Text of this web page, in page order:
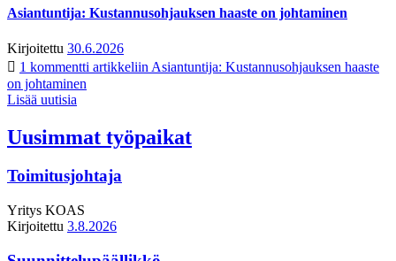
Asiantuntija: Kustannusohjauksen haaste on johtaminen
Kirjoitettu 30.6.2026
1 kommentti artikkeliin Asiantuntija: Kustannusohjauksen haaste
on johtaminen
Lisää uutisia
Uusimmat työpaikat
Toimitusjohtaja
Yritys KOAS
Kirjoitettu 3.8.2026